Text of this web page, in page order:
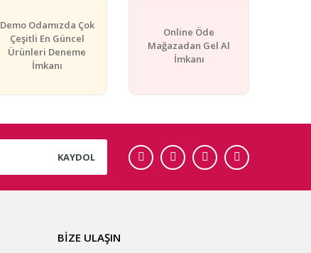
Demo Odamızda Çok
Çeşitli En Güncel
Ürünleri Deneme
İmkanı
Online Öde
Mağazadan Gel Al
İmkanı
KAYDOL
BİZE ULAŞIN